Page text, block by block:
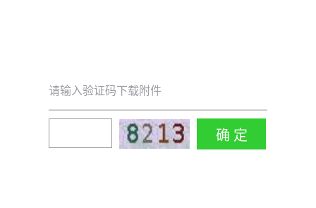
请输入验证码下载附件